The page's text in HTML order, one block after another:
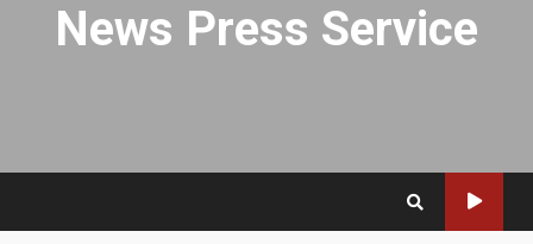
News Press Service